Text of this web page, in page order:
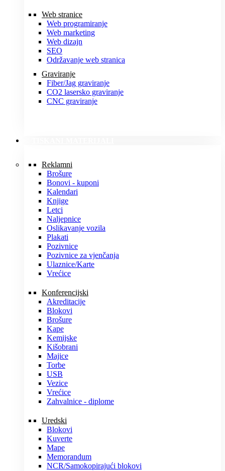
Web stranice
Web programiranje
Web marketing
Web dizajn
SEO
Održavanje web stranica
Graviranje
Fiber/Jag graviranje
CO2 lasersko graviranje
CNC graviranje
Reklamni
Brošure
Bonovi - kuponi
Kalendari
Knjige
Letci
Naljepnice
Oslikavanje vozila
Plakati
Pozivnice
Pozivnice za vjenčanja
Ulaznice/Karte
Vrećice
Konferencijski
Akreditacije
Blokovi
Brošure
Kape
Kemijske
Kišobrani
Majice
Torbe
USB
Vezice
Vrećice
Zahvalnice - diplome
Uredski
Blokovi
Kuverte
Mape
Memorandum
NCR/Samokopirajući blokovi